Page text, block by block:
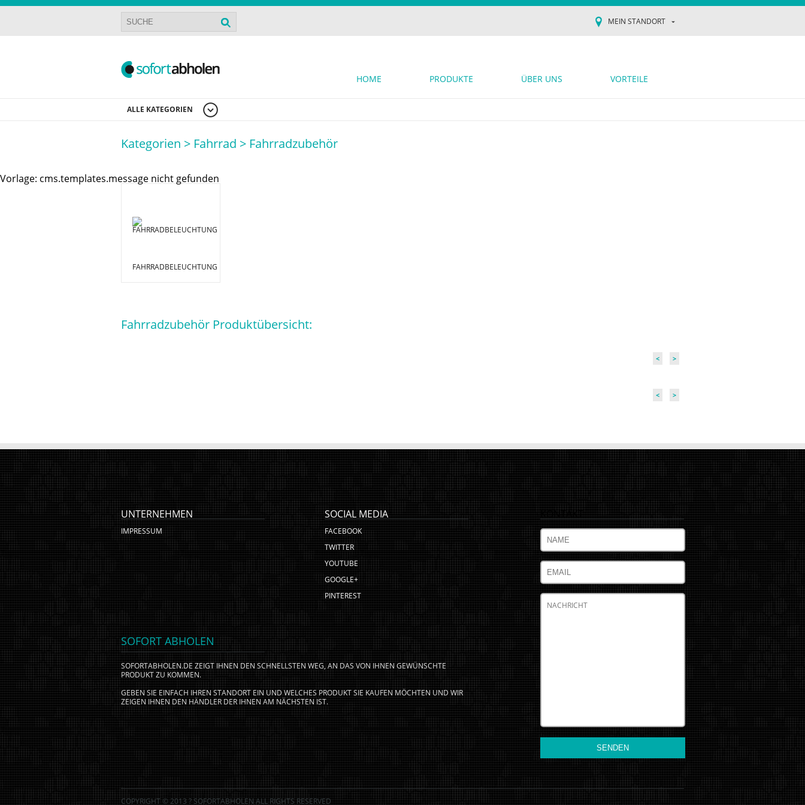
MEIN STANDORT
HOME PRODUKTE ÜBER UNS VORTEILE
ALLE KATEGORIEN
Kategorien > Fahrrad > Fahrradzubehör
Vorlage: cms.templates.message nicht gefunden
FAHRRADBELEUCHTUNG
Fahrradzubehör Produktübersicht:
< >
< >
UNTERNEHMEN
IMPRESSUM
SOCIAL MEDIA
FACEBOOK
TWITTER
YOUTUBE
GOOGLE+
PINTEREST
KONTAKT
SOFORT ABHOLEN
SOFORTABHOLEN.DE ZEIGT IHNEN DEN SCHNELLSTEN WEG, AN DAS VON IHNEN GEWÜNSCHTE
PRODUKT ZU KOMMEN.
GEBEN SIE EINFACH IHREN STANDORT EIN UND WELCHES PRODUKT SIE KAUFEN MÖCHTEN UND WIR
ZEIGEN IHNEN DEN HÄNDLER DER IHNEN AM NÄCHSTEN IST.
COPYRIGHT © 2013 ? SOFORTABHOLEN ALL RIGHTS RESERVED